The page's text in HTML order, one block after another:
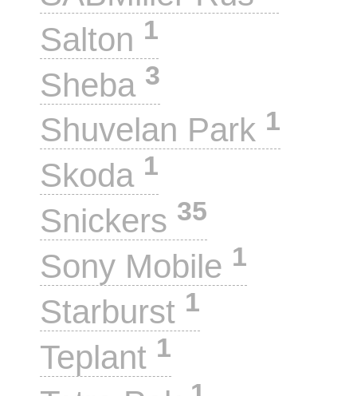
Salton 1
Sheba 3
Shuvelan Park 1
Skoda 1
Snickers 35
Sony Mobile 1
Starburst 1
Teplant 1